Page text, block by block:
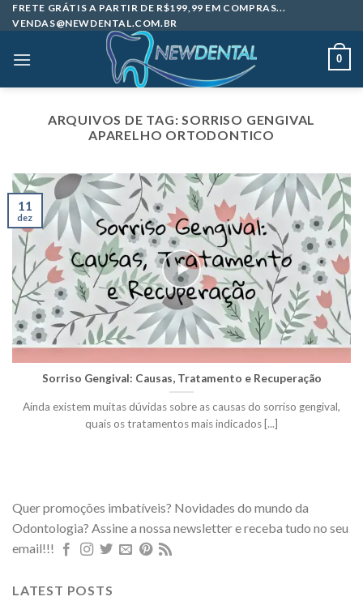
Skip
to
FRETE GRÁTIS A PARTIR DE R$199,99 EM COMPRAS...
VENDAS@NEWDENTAL.COM.BR
0
ARQUIVOS DE TAG:SORRISO GENGIVAL
APARELHO ORTODONTICO
Sorriso Gengival: Causas, Tratamento e Recuperação
Ainda existem muitas dúvidas sobre as causas do sorriso gengival,
quais os tratamentos mais indicados [...]
11
dez
Quer promoções imbatíveis? Novidades do mundo da
Odontologia? Assine a nossa newsletter e receba tudo no seu
email!!!
LATEST POSTS